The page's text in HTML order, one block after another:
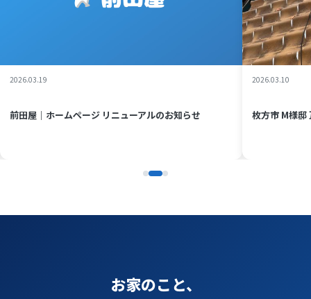
2026.03.10
枚方市 M様邸 瓦からカラーベストへ 雨漏れ葺き替え
お家のこと、